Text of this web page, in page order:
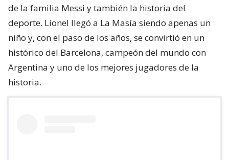
de la familia Messi y también la historia del
deporte. Lionel llegó a La Masía siendo apenas un
niño y, con el paso de los años, se convirtió en un
histórico del Barcelona, campeón del mundo con
Argentina y uno de los mejores jugadores de la
historia.